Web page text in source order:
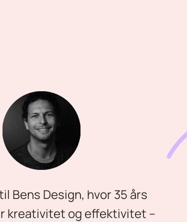
Bens Design, hvor 35 års
kreativitet og effektivitet –